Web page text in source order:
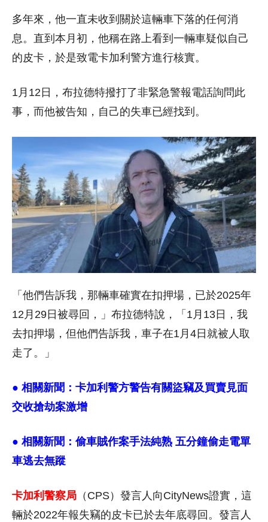
多年來，他一直未收到關於這輛車下落的任何消
息。直到本月初，他稱在路上看到一輛車疑似自己
的皮卡，於是致電卡加利警方進行核實。
1月12日，布拉德特撥打了非緊急警報電話詢問此
事，而他被告知，自己的失車已經找到。
「他們告訴我，那輛車確實在扣押場，已於2025年
12月29日被尋回，」布拉德特說，「1月13日，我
去扣押場，但他們告訴我，車子在1月4日就被人取
走了。」
● 相關新聞： 卡加利警方警告有關盜竊及買賣見面
交收搶劫案激增
● 相關新聞：偷車賊作案手法純熟 五分鐘偷走電單
車逃去無蹤
卡加利警察局 （CPS）發言人向CityNews證實，這
輛於2022年報失竊的皮卡已於去年底尋回。發言人